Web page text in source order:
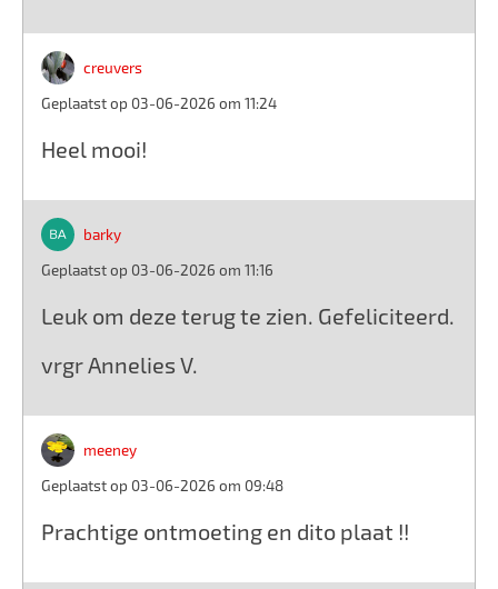
creuvers
Geplaatst op 03-06-2026 om 11:24
Heel mooi!
barky
Geplaatst op 03-06-2026 om 11:16
Leuk om deze terug te zien. Gefeliciteerd.
vrgr Annelies V.
meeney
Geplaatst op 03-06-2026 om 09:48
Prachtige ontmoeting en dito plaat !!